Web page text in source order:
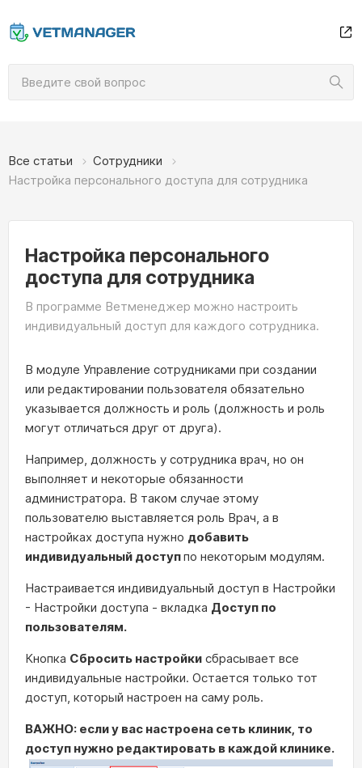
Все статьи
Сотрудники
Настройка персонального доступа для сотрудника
Настройка персонального
доступа для сотрудника
В программе Ветменеджер можно настроить
индивидуальный доступ для каждого сотрудника.
В модуле Управление сотрудниками при создании
или редактировании пользователя обязательно
указывается должность и роль (должность и роль
могут отличаться друг от друга).
Например, должность у сотрудника врач, но он
выполняет и некоторые обязанности
администратора. В таком случае этому
пользователю выставляется роль Врач, а в
настройках доступа нужно добавить
индивидуальный доступпо некоторым модулям.
Настраивается индивидуальный доступ в Настройки
- Настройки доступа - вкладка Доступ по
пользователям.
Кнопка Сбросить настройки сбрасывает все
индивидуальные настройки. Остается только тот
доступ, который настроен на саму роль.
ВАЖНО: если у вас настроена сеть клиник, то
доступ нужно редактировать в каждой клинике.